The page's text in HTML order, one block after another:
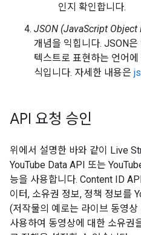
인지 확인합니다.
JSON (JavaScript
개념을 익힙니다. JSON
텍스트로 표현하는 언어
식입니다. 자세한 내용은
API 요청 승인
위에서 설명한 바와 같이 Live
YouTube Data API 또는
능을 사용합니다. Content ID
이터, 소유권 정보, 정책 정보를
(저작물의 예로는 라이브 동영
사용하여 동영상에 대한 소유권